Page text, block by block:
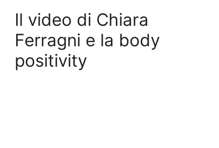
Il video di Chiara
Ferragni e la body
positivity